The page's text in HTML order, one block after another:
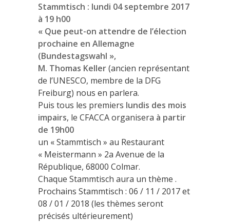
Stammtisch : lundi 04 septembre 2017
à 19 h00
« Que peut-on attendre de l’élection
prochaine en Allemagne
(Bundestagswahl »,
M. Thomas Keller(ancien représentant
de l’UNESCO, membre de la DFG
Freiburg) nous en parlera.
Puis tous les premiers lundis des mois
impairs, le CFACCA organisera à partir
de 19h00
un « Stammtisch » au Restaurant
« Meistermann » 2a Avenue de la
République, 68000 Colmar.
Chaque Stammtisch aura un thème .
Prochains Stammtisch : 06 / 11 / 2017 et
08 / 01 / 2018 (les thèmes seront
précisés ultérieurement)